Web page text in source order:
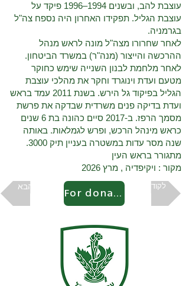
עוצבת להב, ובשנים 1994–1996 פיקד על
עוצבת הגליל. תפקידו האחרון היה נספח צה"ל
בגרמניה.
לאחר שחרורו מצה"ל מונה לראש מנהל
ההרכשה והייצור (מנה"ר) במשרד הביטחון.
לאחר מלחמת לבנון השנייה שימש כחוקר
מטעם ועדת וינוגרד וחקר את מהלכי עוצבת
הגליל בפיקוד גל הירש. בשנת 2011 עמד בראש
ועדת בדיקה פנים משרדית שבדקה את פרשת
מסמך הרפז. ב-2017 סיים כהונה בת 6 שנים
כראש מינהל הרכש, ופרש לגמלאות. באותה
שנה מסר עדות במשטרה בעניין תיק 3000.
מתגורר בראש העין
מקור : ויקיפדיה , מרץ 2026
לקודם
For donation הבא